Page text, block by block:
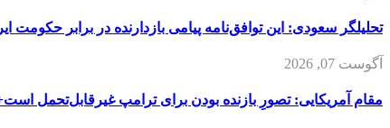
تحلیلگر سعودی: این توافق‌نامه پیامی بازدارنده در برابر حکومت
آگوست 07, 2026
مقام آمریکایی: تصورِ بازنده بودن برای ترامپ غیرقابل‌تحمل